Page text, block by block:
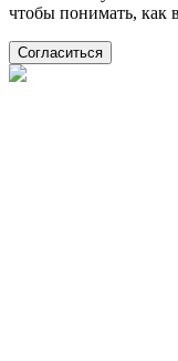
чтобы понимать, как
Согласиться